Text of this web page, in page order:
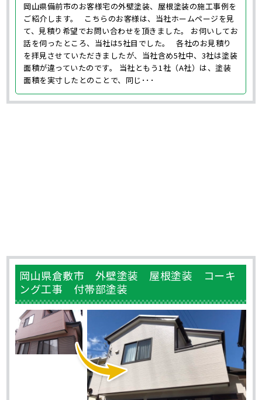
岡山県備前市のお客様宅の外壁塗装、屋根塗装の施工事例を
ご紹介します。 こちらのお客様は、当社ホームページを見
て、見積り希望でお問い合わせを頂きました。 お伺いしてお
話を伺ったところ、当社は5社目でした。 各社のお見積り
を拝見させていただきましたが、当社含め5社中、3社は塗装
面積が違っていたのです。 当社ともう1社（A社）は、塗装
面積を実寸したとのことで、同じ･･･
岡山県倉敷市 外壁塗装 屋根塗装 コーキ
ング工事 付帯部塗装